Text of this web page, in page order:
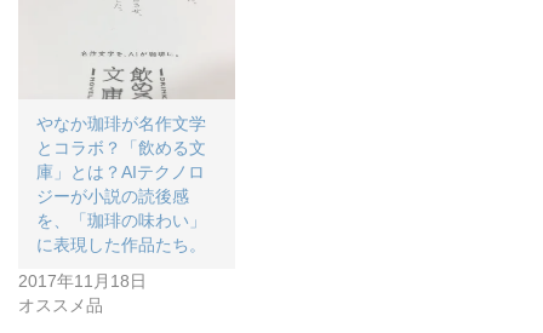
やなか珈琲が名作文学
とコラボ？「飲める文
庫」とは？AIテクノロ
ジーが小説の読後感
を、「珈琲の味わい」
に表現した作品たち。
2017年11月18日
オススメ品